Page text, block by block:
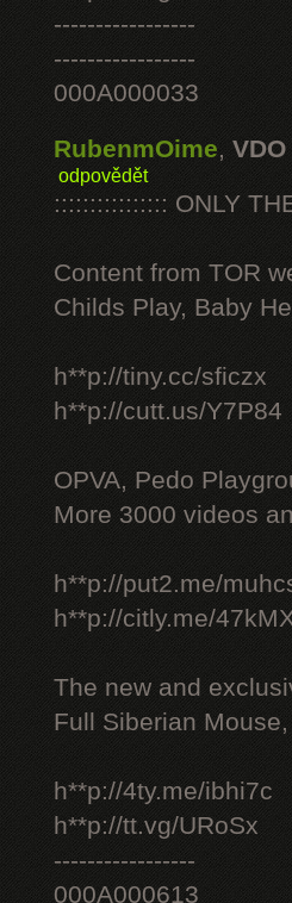
-----------------
-----------------
000A000033
RubenmOime,
odpovědět
:::::::::::::::: ONLY
Content from TOR
Childs Play, Baby
h**p://tiny.cc/sficzx
h**p://cutt.us/Y7P84
OPVA, Pedo
More 3000 videos
h**p://put2.me/
h**p://citly.me/
The new and
Full Siberian
h**p://4ty.me/ibhi7c
h**p://tt.vg/URoSx
-----------------
000A000613